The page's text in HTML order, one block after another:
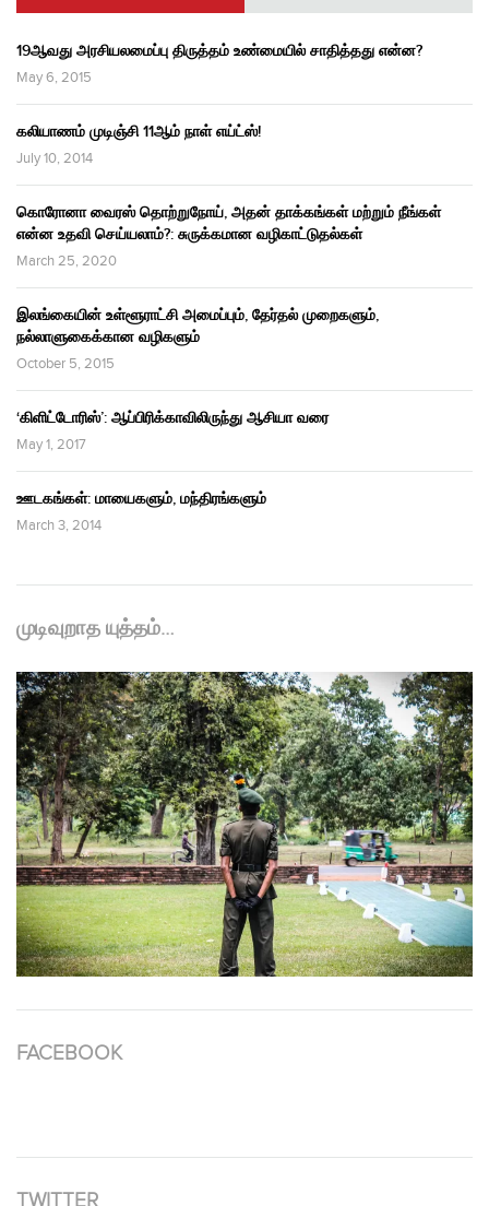
19ஆவது அரசியலமைப்பு திருத்தம் உண்மையில் சாதித்தது என்ன?
May 6, 2015
கலியாணம் முடிஞ்சி 11ஆம் நாள் எய்ட்ஸ்!
July 10, 2014
கொரோனா வைரஸ் தொற்றுநோய், அதன் தாக்கங்கள் மற்றும் நீங்கள்
என்ன உதவி செய்யலாம்?: சுருக்கமான வழிகாட்டுதல்கள்
March 25, 2020
இலங்கையின் உள்ளூராட்சி அமைப்பும், தேர்தல் முறைகளும்,
நல்லாளுகைக்கான வழிகளும்
October 5, 2015
‘கிளிட்டோரிஸ்’: ஆப்பிரிக்காவிலிருந்து ஆசியா வரை
May 1, 2017
ஊடகங்கள்: மாயைகளும், மந்திரங்களும்
March 3, 2014
முடிவுறாத யுத்தம்…
FACEBOOK
TWITTER